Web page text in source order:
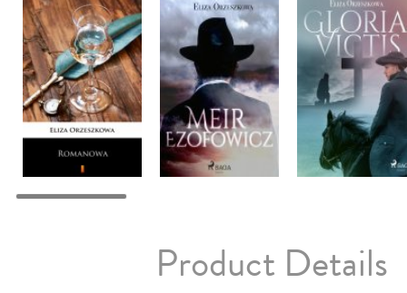
Product Details